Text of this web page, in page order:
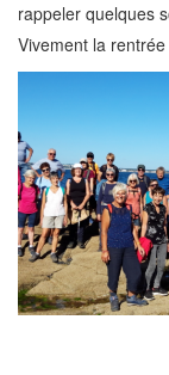
rappeler quelques
Vivement la